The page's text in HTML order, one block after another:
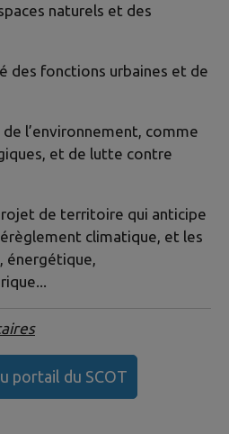
naturels et des
des fonctions urbaines et de
l’environnement, comme
et de lutte contre
de territoire qui anticipe
climatique, et les
énergétique,
portail du SCOT